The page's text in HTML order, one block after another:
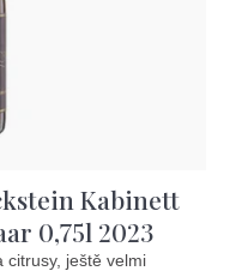
Kabinett
0,75l 2023
citrusy, ještě velmi